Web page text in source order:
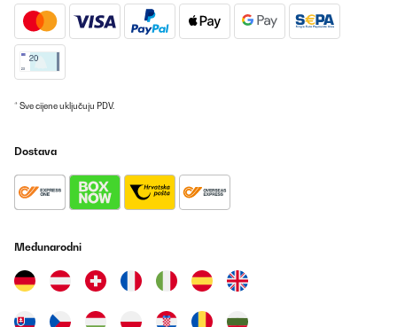
* Sve cijene uključuju PDV.
Dostava
Međunarodni